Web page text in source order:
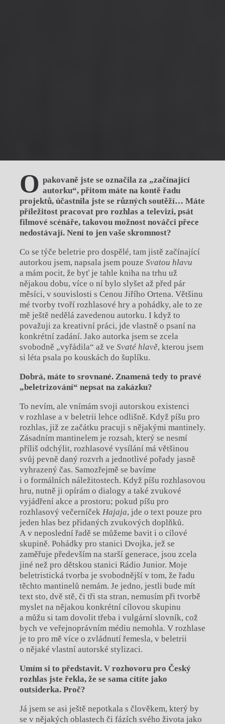
O pakovaně jste se označila za „začínající
autorku“, přitom máte na kontě řadu
projektů, účastnila jste se různých soutěží… Máte
příležitost pracovat pro rozhlas a televizi, psát
filmové scénáře, takovou možnost nováčci přece
nedostávají. Není to jen vaše skromnost?
Co se týče beletrie pro dospělé, tam jistě začínající
autorkou jsem, napsala jsem pouze Svatou hlavu
a mám pocit, že byť je tahle kniha na trhu už
nějakou dobu, více o ní bylo slyšet až před pár
měsíci, v souvislosti s Cenou Jiřího Ortena. Většinu
mé tvorby tvoří rozhlasové hry a pohádky, ale to ze
mě ještě nedělá zavedenou autorku. I když to
považuji za kreativní práci, jde vlastně o psaní na
konkrétní zadání. Jako autorka jsem se zcela
svobodně „vyřádila“ až ve Svaté hlavě, kterou jsem
si léta psala po kouskách do šuplíku.
Dobrá, máte to srovnané. Znamená tedy to pravé
„beletrizování“ nepsat na zakázku?
To nevím, ale vnímám svoji autorskou existenci
v rozhlase a v beletrii lehce odlišně. Když píšu pro
rozhlas, již ze začátku pracuji s nějakými mantinely.
Zásadním mantinelem je rozsah, který se nesmí
příliš odchýlit, rozhlasové vysílání má většinou
svůj pevně daný rozvrh a jednotlivé pořady jasně
vyhrazený čas. Samozřejmě se bavíme
i o formálních náležitostech. Když píšu rozhlasovou
hru, nutně ji opírám o dialogy a také zvukové
vyjádření akce a prostoru; pokud píšu pro
rozhlasový večerníček Hajaja, jde o text pouze pro
jeden hlas bez přidaných zvukových doplňků.
A v neposlední řadě se můžeme bavit i o cílové
skupině. Pohádky pro stanici Dvojka, jež se
zaměřuje především na starší generace, jsou zcela
jiné než pro dětskou stanici Rádio Junior. Moje
beletristická tvorba je svobodnější v tom, že řadu
těchto mantinelů nemám. Je jedno, jestli bude mít
text sto, dvě stě, či tři sta stran, nemusím při tvorbě
myslet na nějakou konkrétní cílovou skupinu
a můžu si tam dovolit třeba i vulgární slovník, což
bych ve veřejnoprávním médiu nemohla. V rozhlase
je to pro mě více o zvládnutí řemesla, v beletrii
o nějaké vlastní autorské stylizaci.
Umím si to představit. V rozhovoru pro Český
rozhlas jste řekla, že se sama cítíte jako
outsiderka. Proč?
Já jsem se asi ještě nepotkala s člověkem, který by
se v nějakých oblastech či fázích svého života jako